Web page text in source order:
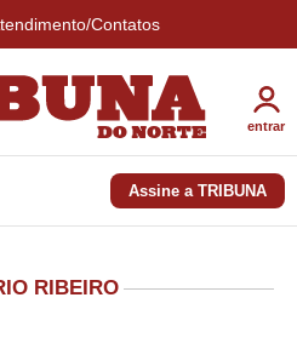
Contatos
entrar
Assine a TRIBUNA
RIBEIRO